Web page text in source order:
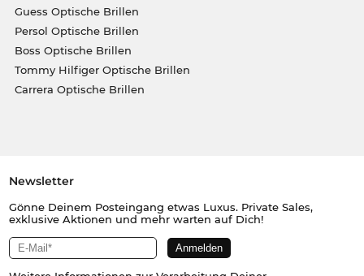
Guess Optische Brillen
Persol Optische Brillen
Boss Optische Brillen
Tommy Hilfiger Optische Brillen
Carrera Optische Brillen
Newsletter
Gönne Deinem Posteingang etwas Luxus. Private Sales,
exklusive Aktionen und mehr warten auf Dich!